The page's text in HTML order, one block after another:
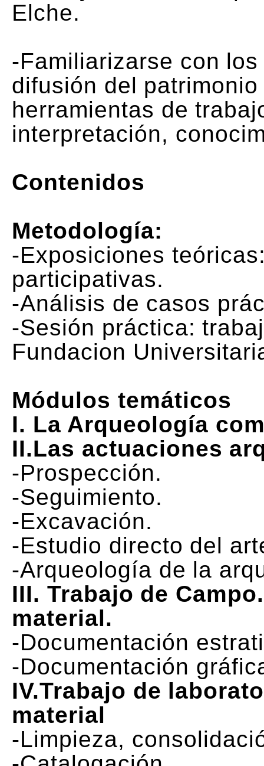
Elche.
-Familiarizarse con
difusión del
herramientas de
interpretación,
Contenidos
Metodología:
-Exposiciones
participativas.
-Análisis de casos
-Sesión práctica:
Fundacion
Módulos temáticos
I. La Arqueología
II.Las actuaciones
-Prospección.
-Seguimiento.
-Excavación.
-Estudio directo del
-Arqueología de la
III. Trabajo de
material.
-Documentación
-Documentación
IV.Trabajo de
material
-Limpieza,